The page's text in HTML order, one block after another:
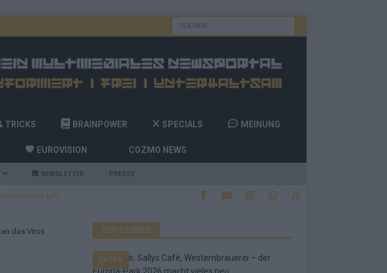
TRICKS BRAINPOWER SPECIALS MEINUNG
EUROVISION COZMO NEWS
NEWSLETTER PRESSE
geht
EUROVISION
das Virus
TOP STORIES
EXTRA